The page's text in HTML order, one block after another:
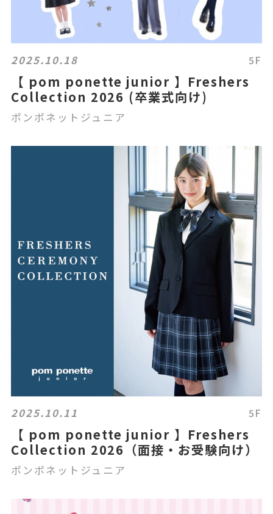
2025.10.18 5F
【 pom ponette junior 】Freshers
Collection 2026 (卒業式向け)
ポンポネットジュニア
2025.10.11 5F
【 pom ponette junior 】Freshers
Collection 2026（面接・お受験向け）
ポンポネットジュニア